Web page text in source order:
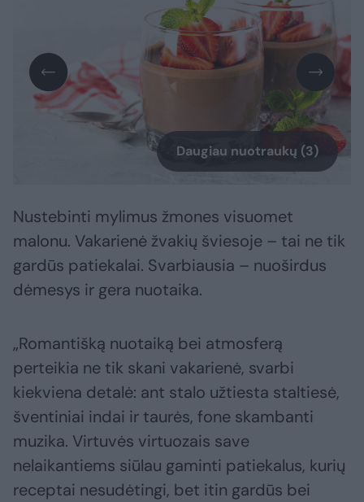
Daugiau nuotraukų (3)
Nustebinti mylimus žmones visuomet
malonu. Vakarienė žvakių šviesoje – tai ne tik
gardūs patiekalai. Svarbiausia – nuoširdus
dėmesys ir gera nuotaika.
„Romantišką nuotaiką bei atmosferą
perteikia ne tik skani vakarienė, svarbi
kiekviena detalė: ant stalo užtiesta staltiesė,
šventiniai indai ir taurės, fone skambanti
muzika. Virtuvės virtuozais save
nelaikantiems siūlau gaminti patiekalus, kurių
receptai nesudėtingi, bet itin gardūs bei